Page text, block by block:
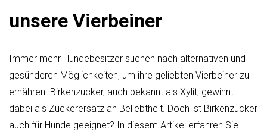
unsere Vierbeiner
Immer mehr Hundebesitzer suchen nach alternativen und
gesünderen Möglichkeiten, um ihre geliebten Vierbeiner zu
ernähren. Birkenzucker, auch bekannt als Xylit, gewinnt
dabei als Zuckerersatz an Beliebtheit. Doch ist Birkenzucker
auch für Hunde geeignet? In diesem Artikel erfahren Sie